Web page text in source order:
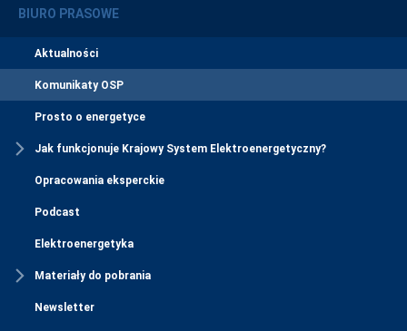
BIURO PRASOWE
Aktualności
Komunikaty OSP
Prosto o energetyce
Jak funkcjonuje Krajowy System Elektroenergetyczny?
Opracowania eksperckie
Podcast
Elektroenergetyka
Materiały do pobrania
Newsletter